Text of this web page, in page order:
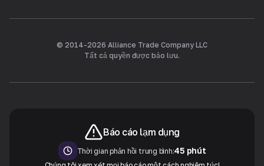
© 2014-2026 Alliance Trade Company LLC
Tất cả quyền được bảo lưu.
Báo cáo lạm dụng
Thời gian phản hồi trung bình:45 phút